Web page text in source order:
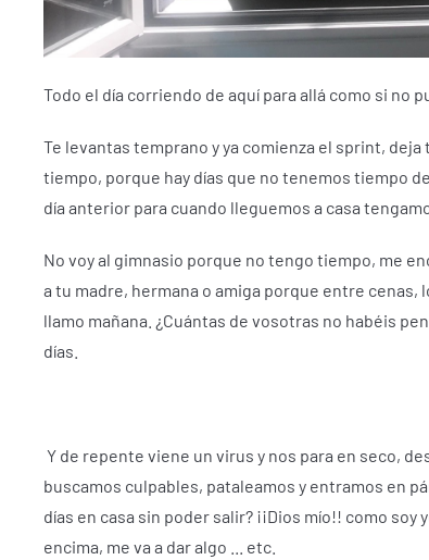
Todo el día corriendo de aquí para allá como si no
Te levantas temprano y ya comienza el sprint,
tiempo, porque hay días que no tenemos tiempo
día anterior para cuando lleguemos a casa
No voy al gimnasio porque no tengo tiempo, me
a tu madre, hermana o amiga porque entre cenas,
llamo mañana. ¿Cuántas de vosotras no habéis
días.
Y de repente viene un virus y nos para en seco,
buscamos culpables, pataleamos y entramos en
días en casa sin poder salir? ¡¡Dios mío!! como soy
encima, me va a dar algo ... etc.